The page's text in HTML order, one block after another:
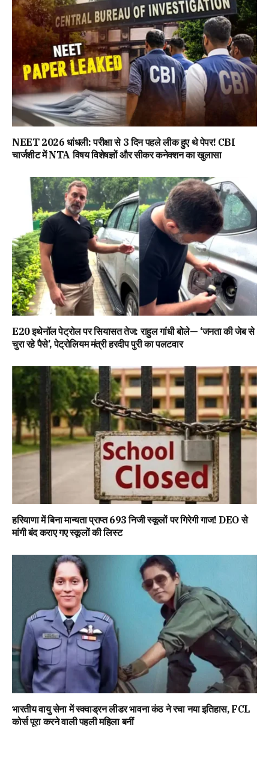
NEET 2026 धांधली: परीक्षा से 3 दिन पहले लीक हुए थे पेपर! CBI
चार्जशीट में NTA विषय विशेषज्ञों और सीकर कनेक्शन का खुलासा
E20 इथेनॉल पेट्रोल पर सियासत तेज: राहुल गांधी बोले— ‘जनता की जेब से
चुरा रहे पैसे’, पेट्रोलियम मंत्री हरदीप पुरी का पलटवार
हरियाणा में बिना मान्यता प्राप्त 693 निजी स्कूलों पर गिरेगी गाज! DEO से
मांगी बंद कराए गए स्कूलों की लिस्ट
भारतीय वायु सेना में स्क्वाड्रन लीडर भावना कंठ ने रचा नया इतिहास, FCL
कोर्स पूरा करने वाली पहली महिला बनीं